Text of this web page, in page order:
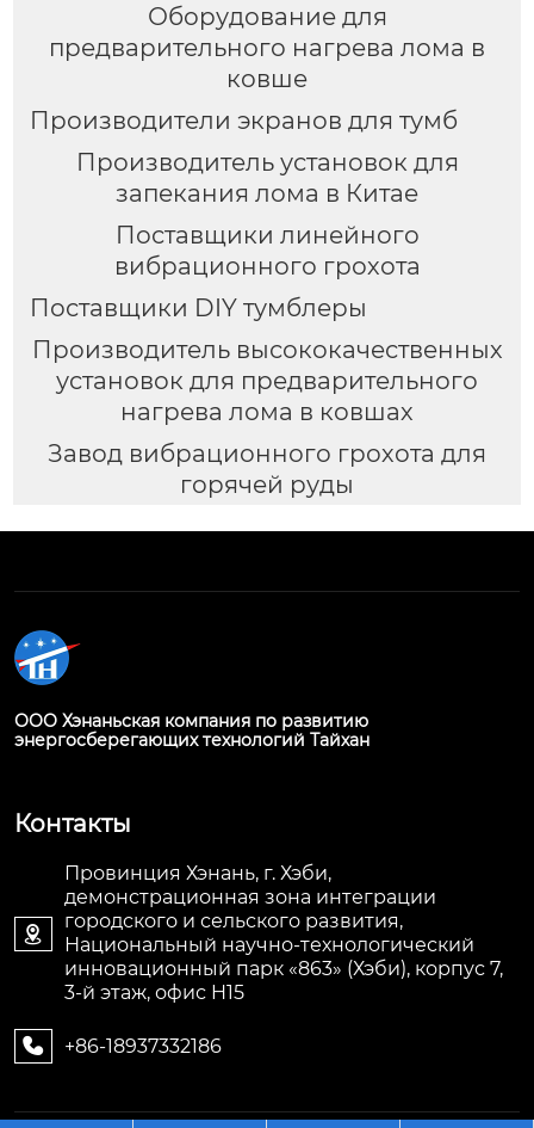
Оборудование для
предварительного нагрева лома в
ковше
Производители экранов для тумб
Производитель установок для
запекания лома в Китае
Поставщики линейного
вибрационного грохота
Поставщики DIY тумблеры
Производитель высококачественных
установок для предварительного
нагрева лома в ковшах
Завод вибрационного грохота для
горячей руды
ООО Хэнаньская компания по развитию
энергосберегающих технологий Тайхан
Контакты

Провинция Хэнань, г. Хэби,
демонстрационная зона интеграции
городского и сельского развития,
Национальный научно-технологический
инновационный парк «863» (Хэби), корпус 7,
3-й этаж, офис H15
 +86-18937332186